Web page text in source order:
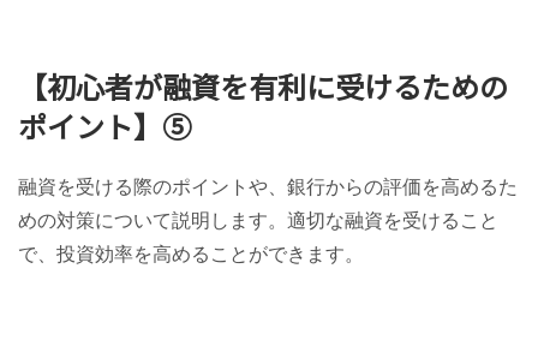
【初心者が融資を有利に受けるための
ポイント】⑤
融資を受ける際のポイントや、銀行からの評価を高めるた
めの対策について説明します。適切な融資を受けること
で、投資効率を高めることができます。